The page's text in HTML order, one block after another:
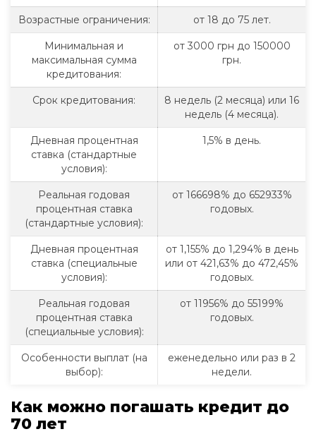
Возрастные ограничения: от 18 до 75 лет.
Минимальная и
максимальная сумма
кредитования:
от 3000 грн до 150000
грн.
Срок кредитования:
8 недель (2 месяца) или 16
недель (4 месяца).
Дневная процентная
ставка (стандартные
условия):
1,5% в день.
Реальная годовая
процентная ставка
(стандартные условия):
от 166698% до 652933%
годовых.
Дневная процентная
ставка (специальные
условия):
от 1,155% до 1,294% в день
или от 421,63% до 472,45%
годовых.
Реальная годовая
процентная ставка
(специальные условия):
от 11956% до 55199%
годовых.
Особенности выплат (на
выбор):
еженедельно или раз в 2
недели.
Как можно погашать кредит до
70 лет